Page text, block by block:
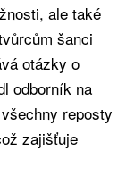
ale také
šanci
otázky o
odborník na
reposty
zajišťuje